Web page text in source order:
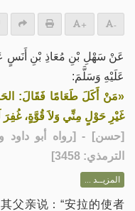
+ -
عَنْ سَهْلِ بْنِ مُعَاذِ بْنِ أَنَسٍ
عَلَيْهِ وَسَلَّمَ:
«مَنْ أَكَلَ طَعَامًا فَقَالَ:
غَيْرِ حَوْلٍ مِنِّي وَلاَ قُوَّةٍ، غُفِرَ
[حسن] - [رواه أبو داود
الترمذي: 3458]
المزيــد ...
父亲说：“安拉的使者